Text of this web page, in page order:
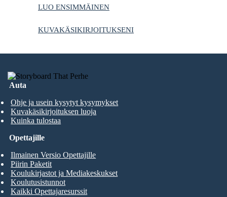
LUO ENSIMMÄINEN
KUVAKÄSIKIRJOITUKSENI
Auta
Ohje ja usein kysytyt kysymykset
Kuvakäsikirjoituksen luoja
Kuinka tulostaa
Opettajille
Ilmainen Versio Opettajille
Piirin Paketit
Koulukirjastot ja Mediakeskukset
Koulutusistunnot
Kaikki Opettajaresurssit